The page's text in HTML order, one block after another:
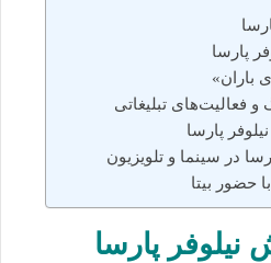
پارسا
باران»
و فعالیت‌های تبلیغاتی
پارسا
در سینما و تلویزیون
حضور بیتا
پارسا